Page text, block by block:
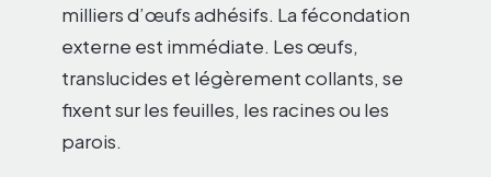
milliers d’œufs adhésifs. La fécondation
externe est immédiate. Les œufs,
translucides et légèrement collants, se
fixent sur les feuilles, les racines ou les
parois.